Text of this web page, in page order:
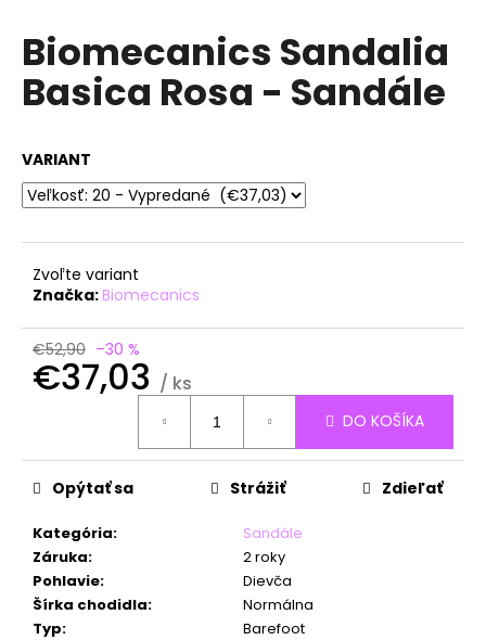
Biomecanics Sandalia
Basica Rosa - Sandále
VARIANT
Zvoľte variant
Značka:Biomecanics
€52,90 –30 %
€37,03 / ks
DO KOŠÍKA
Kategória:
Sandále
Záruka:
2 roky
Pohlavie:
Dievča
Šírka chodidla:
Normálna
Typ:
Barefoot
Opýtať sa Strážiť Zdieľať
j
s
ť
O
d
ú
č
m
e